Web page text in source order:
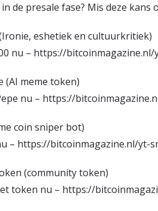
de presale fase? Mis deze kans
eshetiek en cultuurkritiek)
nu – https://bitcoinmagazine.nl/
(AI meme token)
nu – https://
coin sniper bot)
– https://bitcoinmagazine.nl/yt-
(community token)
token nu – https://